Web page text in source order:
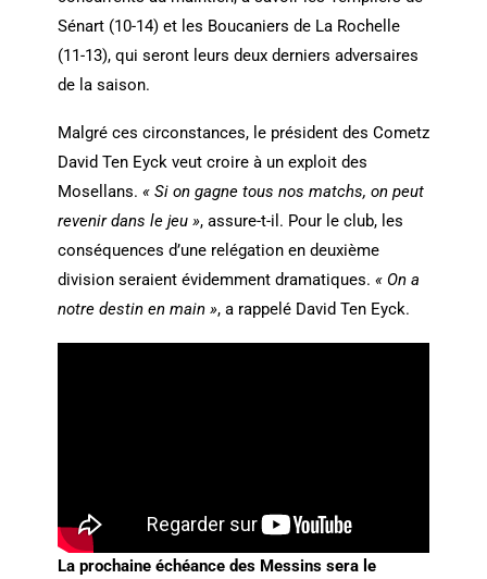
Sénart (10-14) et les Boucaniers de La Rochelle
(11-13), qui seront leurs deux derniers adversaires
de la saison.
Malgré ces circonstances, le président des Cometz
David Ten Eyck veut croire à un exploit des
Mosellans. « Si on gagne tous nos matchs, on peut
revenir dans le jeu », assure-t-il. Pour le club, les
conséquences d’une relégation en deuxième
division seraient évidemment dramatiques. « On a
notre destin en main », a rappelé David Ten Eyck.
La prochaine échéance des Messins sera le